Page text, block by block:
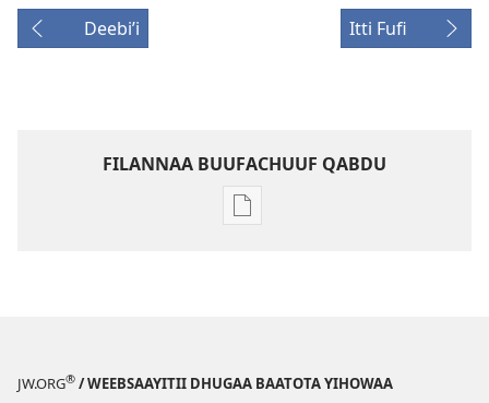
Deebiʼi Itti Fufi
FILANNAA BUUFACHUUF QABDU
Filannaawwan
Adoolessa 2010
JW.ORG® / WEEBSAAYITII DHUGAA BAATOTA YIHOWAA